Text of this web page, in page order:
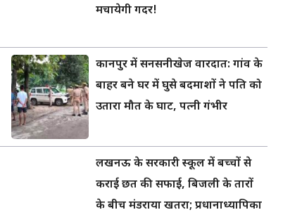
मचायेगी गदर!
कानपुर में सनसनीखेज वारदात: गांव के
बाहर बने घर में घुसे बदमाशों ने पति को
उतारा मौत के घाट, पत्नी गंभीर
लखनऊ के सरकारी स्कूल में बच्चों से
कराई छत की सफाई, बिजली के तारों
के बीच मंडराया खतरा; प्रधानाध्यापिका